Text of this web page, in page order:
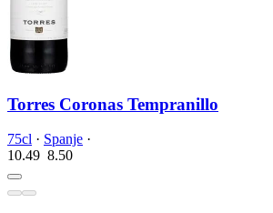
Torres Coronas Tempranillo
75cl · Spanje ·
10.49 8.50